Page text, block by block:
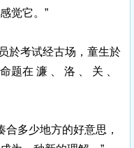
觉它。”
员於考试经古场，童生於
题在 濂 、 洛 、 关 、
合多少地方的好意思，